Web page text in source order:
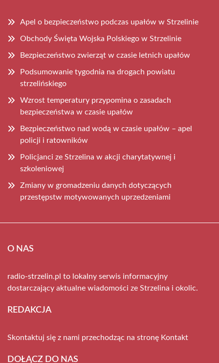
Apel o bezpieczeństwo podczas upałów w Strzelinie
Obchody Święta Wojska Polskiego w Strzelinie
Bezpieczeństwo zwierząt w czasie letnich upałów
Podsumowanie tygodnia na drogach powiatu
strzelińskiego
Wzrost temperatury przypomina o zasadach
bezpieczeństwa w czasie upałów
Bezpieczeństwo nad wodą w czasie upałów – apel
policji i ratowników
Policjanci ze Strzelina w akcji charytatywnej i
szkoleniowej
Zmiany w gromadzeniu danych dotyczących
przestępstw motywowanych uprzedzeniami
O NAS
radio-strzelin.pl to lokalny serwis informacyjny
dostarczający aktualne wiadomości ze Strzelina i okolic.
REDAKCJA
Skontaktuj się z nami przechodząc na stronę Kontakt
DOŁĄCZ DO NAS